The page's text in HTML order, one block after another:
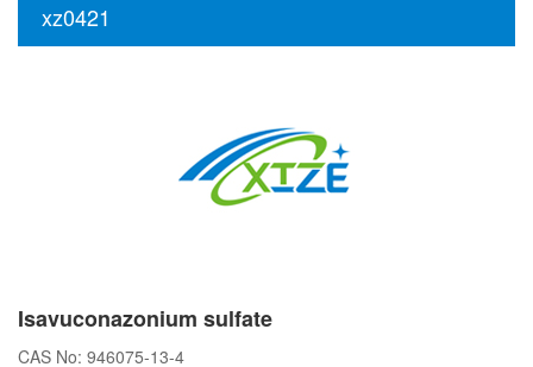
xz0421
Isavuconazonium sulfate
CAS No: 946075-13-4